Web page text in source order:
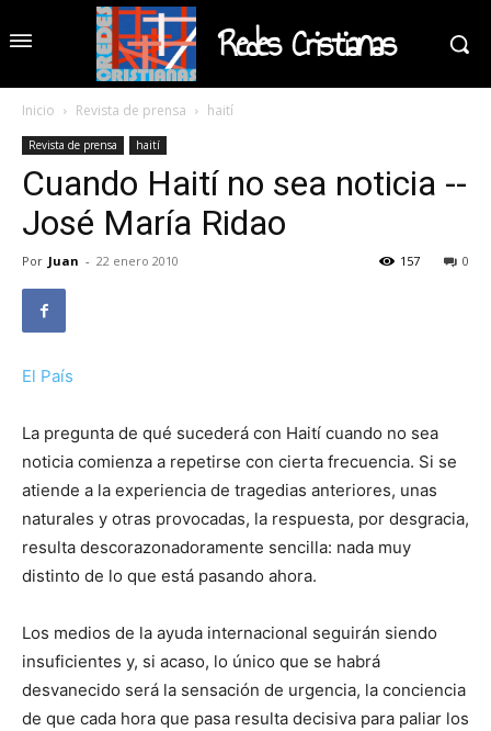
Redes Cristianas
Inicio Revista de prensa haití
Revista de prensa haití
Cuando Haití no sea noticia --
José María Ridao
Por Juan - 22 enero 2010 0
157
El País
La pregunta de qué sucederá con Haití cuando no sea
noticia comienza a repetirse con cierta frecuencia. Si se
atiende a la experiencia de tragedias anteriores, unas
naturales y otras provocadas, la respuesta, por desgracia,
resulta descorazonadoramente sencilla: nada muy
distinto de lo que está pasando ahora.
Los medios de la ayuda internacional seguirán siendo
insuficientes y, si acaso, lo único que se habrá
desvanecido será la sensación de urgencia, la conciencia
de que cada hora que pasa resulta decisiva para paliar los